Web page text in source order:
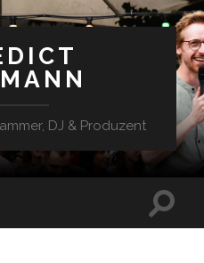
DJ & Produzent